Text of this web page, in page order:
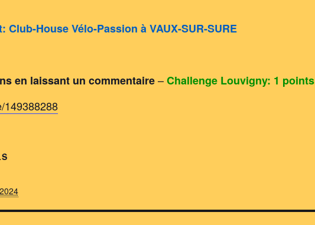
Club-House Vélo-Passion à VAUX-SUR-SURE
en laissant un commentaire–Challenge Louvigny: 1 points
149388288